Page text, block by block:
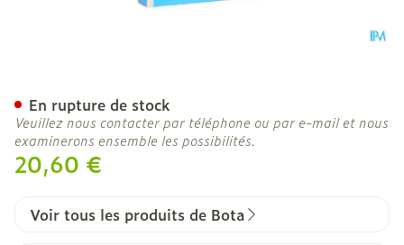
20,60 €
En rupture de stock
Veuillez nous contacter par téléphone ou par e-mail et nous
examinerons ensemble les possibilités.
Voir tous les produits de Bota